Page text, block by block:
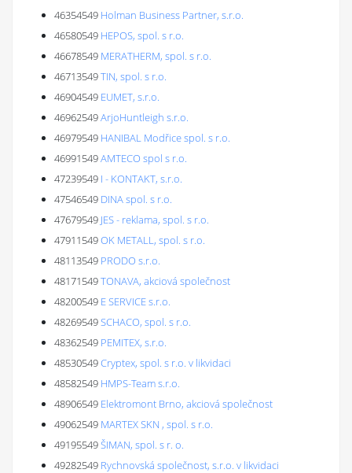
46354549 Holman Business Partner, s.r.o.
46580549 HEPOS, spol. s r.o.
46678549 MERATHERM, spol. s r.o.
46713549TIN, spol. s r.o.
46904549 EUMET, s.r.o.
46962549ArjoHuntleigh s.r.o.
46979549 HANIBAL Modřice spol. s r.o.
46991549AMTECO spol s r.o.
47239549 I - KONTAKT, s.r.o.
47546549 DINA spol. s r.o.
47679549 JES - reklama, spol. s r.o.
47911549OK METALL, spol. s r.o.
48113549 PRODO s.r.o.
48171549TONAVA, akciová společnost
48200549 E SERVICE s.r.o.
48269549SCHACO, spol. s r.o.
48362549 PEMITEX, s.r.o.
48530549Cryptex, spol. s r.o. v likvidaci
48582549 HMPS-Team s.r.o.
48906549 Elektromont Brno, akciová společnost
49062549 MARTEX SKN , spol. s r.o.
49195549ŠIMAN, spol. s r. o.
49282549 Rychnovská společnost, s.r.o. v likvidaci